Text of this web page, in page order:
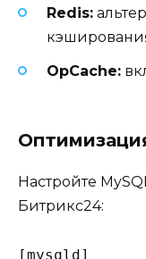
Redis:
OpCache:
Настройте
Битрикс24:
[mysqld]